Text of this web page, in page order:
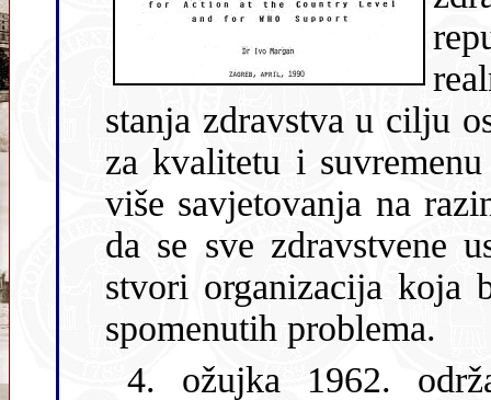
realni
stanja zdravstva u cilju
za kvalitetu i
više savjetovanja na razini Republike i na koncu dogovoreno
da se sve zdravstvene ustanove udruže na nivou Hrvatske i
stvori organizacija koja bi mogla
spomenutih problema.